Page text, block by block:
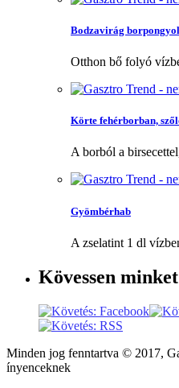
Bodzavirág
Otthon bő folyó
Körte fehérborban,
A borból a
Gyömbérhab
A zselatint 1 dl
Kövessen
Minden jog fenntartva © 2017,
ínyenceknek